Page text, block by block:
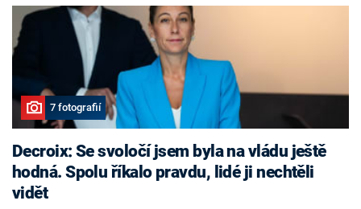
7 fotografií
Decroix: Se svoločí jsem byla na vládu ještě
hodná. Spolu říkalo pravdu, lidé ji nechtěli
vidět